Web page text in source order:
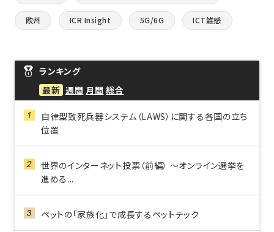
欧州 ICR Insight 5G/6G ICT雑感
ランキング
最新 週間 月間 総合
自律型致死兵器システム（LAWS）に関する各国の立ち
位置
世界のインターネット投票（前編） ～オンライン選挙を
進める...
ペットの「家族化」で成長するペットテック